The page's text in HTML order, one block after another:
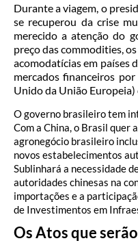
Durante a viagem, o
se recuperou da crise
merecido a atenção do
preço das commodities,
acomodatícias em países
mercados financeiros
Unido da União Europeia)
O governo brasileiro tem
Com a China, o Brasil quer
agronegócio brasileiro
novos estabelecimentos
Sublinhará a necessidade
autoridades chinesas na
importações e a
de Investimentos em
Os Atos que